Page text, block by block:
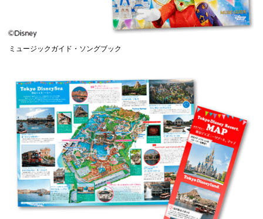
ミュージックガイド・ソングブック